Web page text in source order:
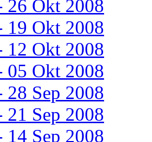
26 Okt 2008
19 Okt 2008
12 Okt 2008
05 Okt 2008
28 Sep 2008
21 Sep 2008
14 Sep 2008